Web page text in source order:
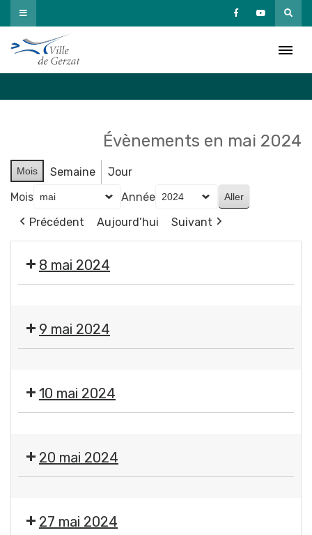
Passer
au
contenu
Évènements en mai 2024
Mois Semaine
Jour
Mois
Année
Précédent
Aujourd’hui Suivant
8 mai 2024
des
services
9 mai 2024
des
services
10 mai 2024
des
services
20 mai 2024
des27 mai 2024